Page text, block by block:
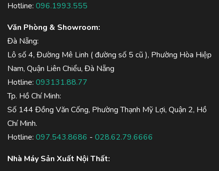
Hotline: 096.1993.555
Văn Phòng & Showroom:
Đà Nẵng:
Lô số 4, Đường Mê Linh ( đường số 5 cũ ), Phường Hòa Hiệp
Nam, Quận Liên Chiểu, Đà Nẵng
Hotline: 093131.88.77
Tp. Hồ Chí Minh:
Số 144 Đồng Văn Cống, Phường Thạnh Mỹ Lợi, Quận 2, Hồ
Chí Minh.
Hotline: 097.543.8686 - 028.62.79.6666
Nhà Máy Sản Xuất Nội Thất: